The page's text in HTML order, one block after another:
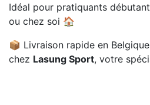
Idéal pour pratiquants
ou chez soi 🏠
📦 Livraison rapide en
chez Lasung Sport, votre